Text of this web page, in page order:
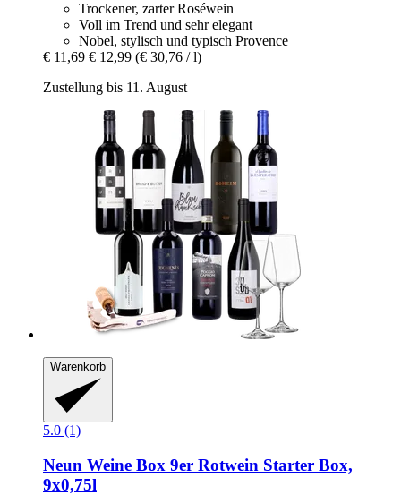
Trockener, zarter Roséwein
Voll im Trend und sehr elegant
Nobel, stylisch und typisch Provence
€ 11,69 € 12,99 (€ 30,76 / l)
Zustellung bis 11. August
Warenkorb
5.0 (1)
Neun Weine Box 9er Rotwein Starter Box,
9x0,75l